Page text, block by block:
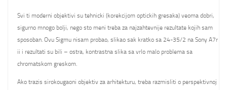
Svi ti moderni objektivi su tehnicki (korekcijom optickih gresaka) veoma dobri,
sigurno mnogo bolji, nego sto meni treba za najzahtevnije rezultate kojih sam
sposoban. Ovu Sigmu nisam probao, slikao sak kratko sa 24-35/2 na Sony A7r
ii i rezultati su bili – ostra, kontrastna slika sa vrlo malo problema sa
chromatskom greskom.
Ako trazis sirokougaoni objektiv za arhitekturu, treba razmisliti o perspektivnoj